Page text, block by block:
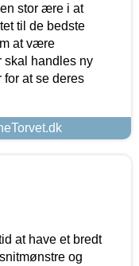
stor ære i at
til de bedste
at være
skal handles ny
at se deres
at have et bredt
og